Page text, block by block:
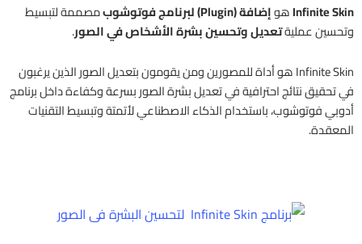
Infinite Skinهوإضافة (Plugin) لبرنامج فوتوشوب
مصممة لتبسيط
وتحسين عمليةتعديل وتحسين بشرة الأشخاص في الصور.
Infinite Skin هو أداة للمصورين ومن يقومون بتعديل الصور الذين يرغبون
في تحقيق نتائج احترافية في تعديل بشرة الصور بسرعة وكفاءة داخل برنامج
أدوبي فوتوشوب، باستخدام الذكاء الاصطناعي لأتمتة وتبسيط التقنيات
المعقدة.